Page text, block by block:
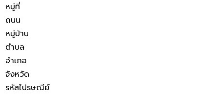
หมู่ที่
ถนน
หมู่บ้าน
ตำบล
อำเภอ
จังหวัด
รหัสไปรษณีย์